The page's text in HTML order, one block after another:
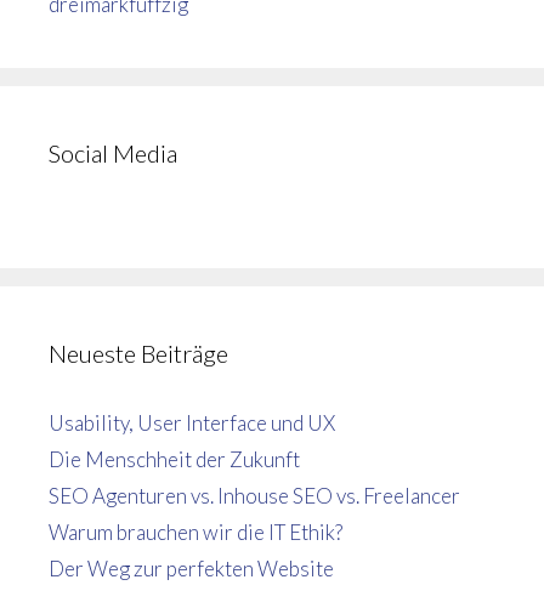
Social Media
Neueste Beiträge
Usability, User Interface und UX
Die Menschheit der Zukunft
SEO Agenturen vs. Inhouse SEO vs. Freelancer
Warum brauchen wir die IT Ethik?
Der Weg zur perfekten Website